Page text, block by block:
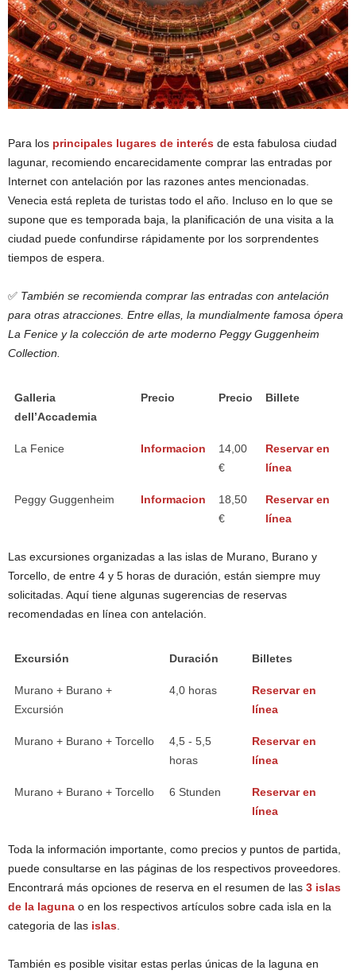
Para los principales lugares de interés de esta fabulosa ciudad
lagunar, recomiendo encarecidamente comprar las entradas por
Internet con antelación por las razones antes mencionadas.
Venecia está repleta de turistas todo el año. Incluso en lo que se
supone que es temporada baja, la planificación de una visita a la
ciudad puede confundirse rápidamente por los sorprendentes
tiempos de espera.
✅ También se recomienda comprar las entradas con antelación
para otras atracciones. Entre ellas, la mundialmente famosa ópera
La Fenice y la colección de arte moderno Peggy Guggenheim
Collection.
Galleria
dell’Accademia
Precio Precio Billete
La Fenice Informacion
14,00
€
Reservar en
línea
Peggy Guggenheim Informacion
18,50
€
Reservar en
línea
Las excursiones organizadas a las islas de Murano, Burano y
Torcello, de entre 4 y 5 horas de duración, están siempre muy
solicitadas. Aquí tiene algunas sugerencias de reservas
recomendadas en línea con antelación.
Excursión Duración Billetes
Murano + Burano +
Excursión
4,0 horas
Reservar en
línea
Murano + Burano + Torcello
4,5 - 5,5
horas
Reservar en
línea
Murano + Burano + Torcello 6 Stunden
Reservar en
línea
Toda la información importante, como precios y puntos de partida,
puede consultarse en las páginas de los respectivos proveedores.
Encontrará más opciones de reserva en el resumen de las 3 islas
de la laguna o en los respectivos artículos sobre cada isla en la
categoria de las islas.
También es posible visitar estas perlas únicas de la laguna en